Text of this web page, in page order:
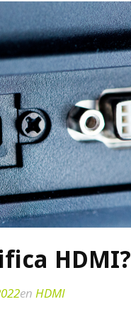
HDMI?
en HDMI